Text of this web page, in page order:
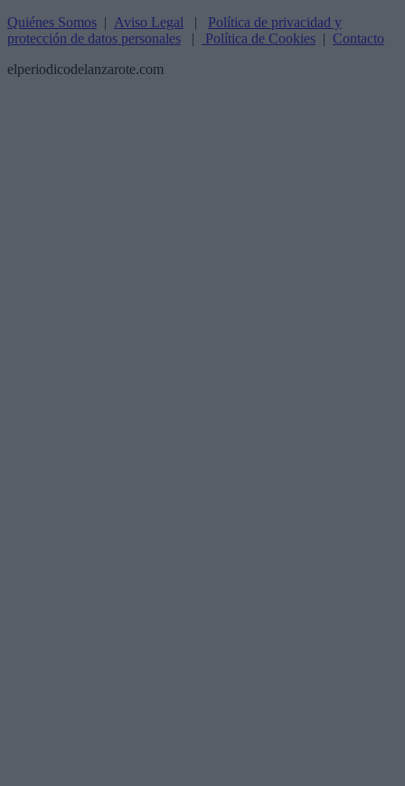
Quiénes Somos | Aviso Legal | Política de privacidad y
protección de datos personales | Política de Cookies | Contacto
elperiodicodelanzarote.com